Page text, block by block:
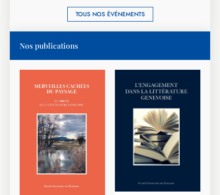
TOUS NOS ÉVÉNEMENTS
Nos publications